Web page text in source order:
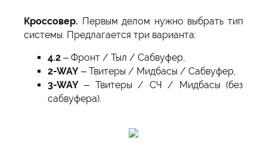
Кроссовер. Первым делом нужно выбрать тип
системы. Предлагается три варианта:
4.2 – Фронт / Тыл / Сабвуфер,
2-WAY – Твитеры / Мидбасы / Сабвуфер,
3-WAY – Твитеры / СЧ / Мидбасы (без
сабвуфера).